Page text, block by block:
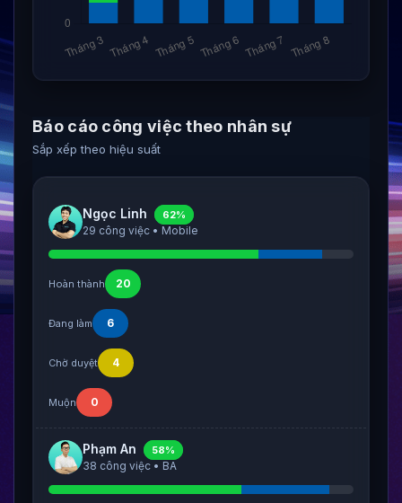
Báo cáo công việc theo nhân sự
Sắp xếp theo hiệu suất
Ngọc Linh 62%
29 công việc • Mobile
Hoàn thành 20
Đang làm 6
Chờ duyệt 4
Muộn 0
Phạm An 58%
38 công việc • BA